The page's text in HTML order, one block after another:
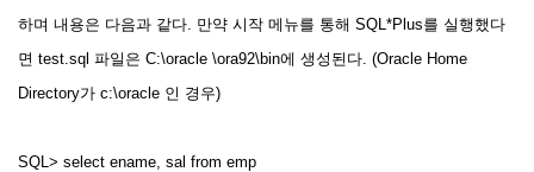
하며 내용은 다음과 같다. 만약 시작 메뉴를 통해 SQL*Plus를 실행했다
면 test.sql 파일은 C:\oracle \ora92\bin에 생성된다. (Oracle Home
Directory가 c:\oracle 인 경우)
SQL> select ename, sal from emp